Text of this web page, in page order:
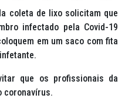
coleta de lixo solicitam que
infectado pela Covid-19
em um saco com fita
que os profissionais da
coronavírus.